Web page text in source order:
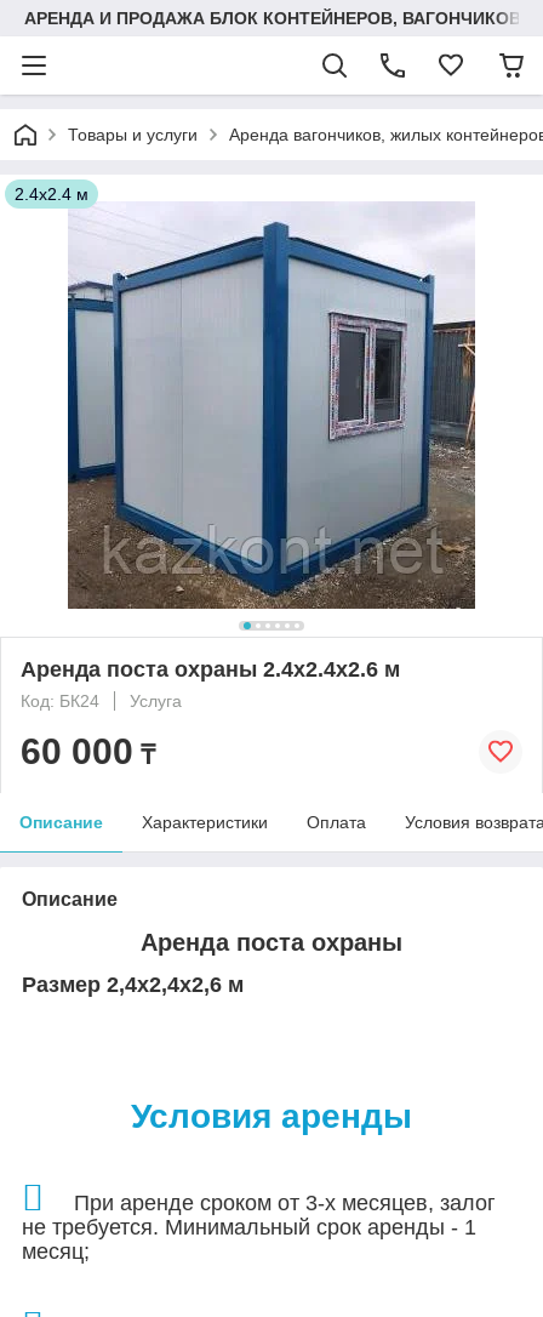
АРЕНДА И ПРОДАЖА БЛОК КОНТЕЙНЕРОВ, ВАГОНЧИКОВ,
Товары и услуги Аренда вагончиков, жилых
2.4х2.4 м
Аренда поста охраны 2.4х2.4х2.6 м
Код: БК24 Услуга
60 000 ₸
Описание Характеристики Оплата Условия
Описание
Аренда поста охраны
Размер 2,4х2,4х2,6 м
Условия аренды
При аренде сроком от 3-х месяцев, залог
не требуется. Минимальный срок аренды - 1
месяц;